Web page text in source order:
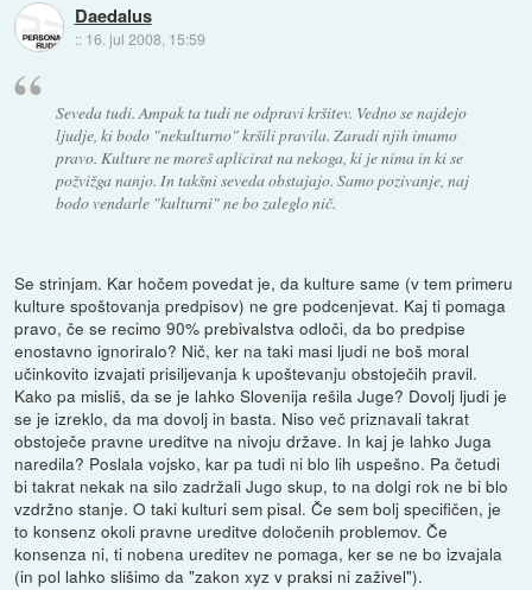
Daedalus
:: 16. jul 2008, 15:59
Seveda tudi. Ampak ta tudi ne odpravi kršitev. Vedno se najdejo
ljudje, ki bodo "nekulturno" kršili pravila. Zaradi njih imamo
pravo. Kulture ne moreš aplicirat na nekoga, ki je nima in ki se
požvižga nanjo. In takšni seveda obstajajo. Samo pozivanje, naj
bodo vendarle "kulturni" ne bo zaleglo nič.
Se strinjam. Kar hočem povedat je, da kulture same (v tem primeru
kulture spoštovanja predpisov) ne gre podcenjevat. Kaj ti pomaga
pravo, če se recimo 90% prebivalstva odloči, da bo predpise
enostavno ignoriralo? Nič, ker na taki masi ljudi ne boš moral
učinkovito izvajati prisiljevanja k upoštevanju obstoječih pravil.
Kako pa misliš, da se je lahko Slovenija rešila Juge? Dovolj ljudi je
se je izreklo, da ma dovolj in basta. Niso več priznavali takrat
obstoječe pravne ureditve na nivoju države. In kaj je lahko Juga
naredila? Poslala vojsko, kar pa tudi ni blo lih uspešno. Pa četudi
bi takrat nekak na silo zadržali Jugo skup, to na dolgi rok ne bi blo
vzdržno stanje. O taki kulturi sem pisal. Če sem bolj specifičen, je
to konsenz okoli pravne ureditve določenih problemov. Če
konsenza ni, ti nobena ureditev ne pomaga, ker se ne bo izvajala
(in pol lahko slišimo da "zakon xyz v praksi ni zaživel").